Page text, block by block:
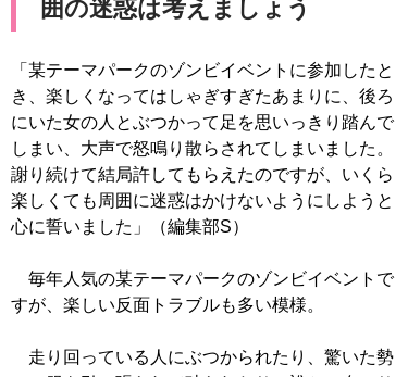
囲の迷惑は考えましょう
「某テーマパークのゾンビイベントに参加したと
き、楽しくなってはしゃぎすぎたあまりに、後ろ
にいた女の人とぶつかって足を思いっきり踏んで
しまい、大声で怒鳴り散らされてしまいました。
謝り続けて結局許してもらえたのですが、いくら
楽しくても周囲に迷惑はかけないようにしようと
心に誓いました」（編集部S）
毎年人気の某テーマパークのゾンビイベントで
すが、楽しい反面トラブルも多い模様。
走り回っている人にぶつかられたり、驚いた勢